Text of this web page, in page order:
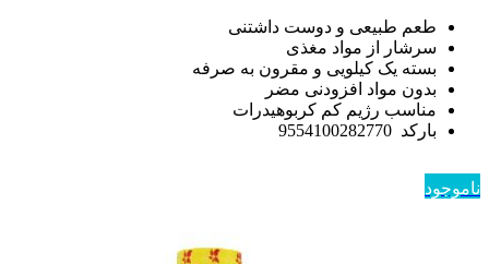
طعم طبیعی و دوست داشتنی
سرشار از مواد مغذی
بسته یک کیلویی و مقرون به صرفه
بدون مواد افزودنی مضر
مناسب رژیم کم کربوهیدرات
بارکد 9554100282770
ناموجود